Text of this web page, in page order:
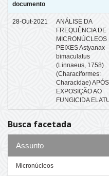
documento
28-Out-2021
ANÁLISE DA
FREQUÊNCIA DE
MICRONÚCLEOS
PEIXES Astyanax
bimaculatus
(Linnaeus, 1758)
(Characiformes:
Characidae) APÓS
EXPOSIÇÃO AO
FUNGICIDA
Busca facetada
Assunto
Micronúcleos